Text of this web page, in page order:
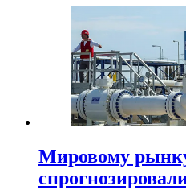
Мировому